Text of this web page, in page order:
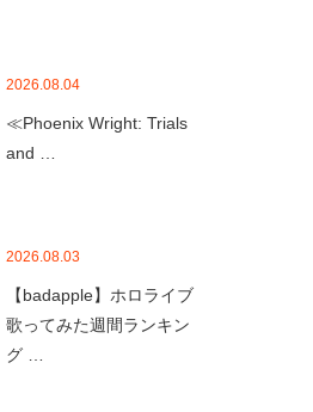
2026.08.04
≪Phoenix Wright: Trials
and …
2026.08.03
【badapple】ホロライブ
歌ってみた週間ランキン
グ …